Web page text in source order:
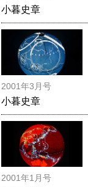
小暮史章
2001年3月号
小暮史章
2001年1月号